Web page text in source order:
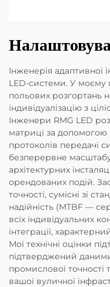
Інженерія адаптивної
LED-системи. У моєму
польових розгортань
індивідуалізацію з
Інженери RMG LED
матриці за допомогою
протоколів передачі
безперервне
архітектурних
орендованих подій.
точності, сумісні зі
надійність (MTBF —
всіх індивідуальних
інтеграції,
Мої технічні оцінки
підтверджений
промислової точності
вашої вуличної